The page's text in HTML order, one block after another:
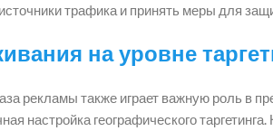
трафика и принять меры для
на уровне
рекламы также играет важную роль в
настройка географического